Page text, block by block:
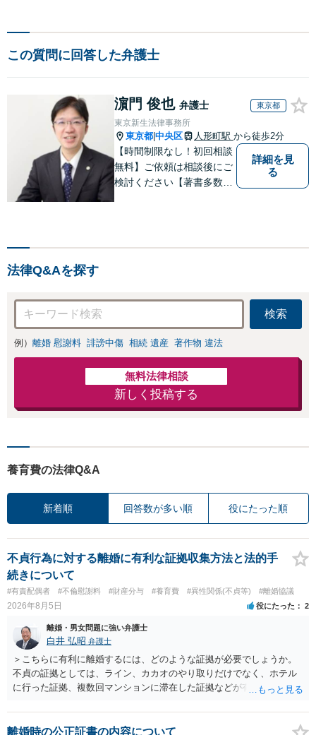
この質問に回答した弁護士
濵門 俊也 弁護士 東京都
東京新生法律事務所
東京都 中央区 人形町駅 から徒歩2分
【時間制限なし！初回相談
無料】ご依頼は相談後にご
検討ください【著書多数】
詳細を見
る
法律Q&Aを探す
検索
例） 離婚 慰謝料 誹謗中傷 相続 遺産 著作物 違法
無料法律相談
新しく投稿する
養育費の法律Q&A
新着順 回答数が多い順 役にたった順
不貞行為に対する離婚に有利な証拠収集方法と法的手
続きについて
#有責配偶者 #不倫慰謝料 #財産分与 #養育費 #異性関係(不貞等) #離婚協議
2026年8月5日 役にたった 2
離婚・男女問題に強い弁護士
白井 弘昭 弁護士
＞こちらに有利に離婚するには、どのような証拠が必要でしょうか。
不貞の証拠としては、ライン、カカオのやり取りだけでなく、ホテル
に行った証拠、複数回マンションに滞在した証拠などが有効です。 不
婚する、慰謝料をとるなど）ことができると思われます。 ただし、不
貞発覚後、長期間同居を続けると、不貞を許したとの評価につながる
離婚時の公正証書の内容について